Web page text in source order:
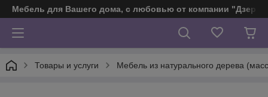
Мебель для Вашего дома, с любовью от компании
Товары и услуги Мебель из натурального дерева